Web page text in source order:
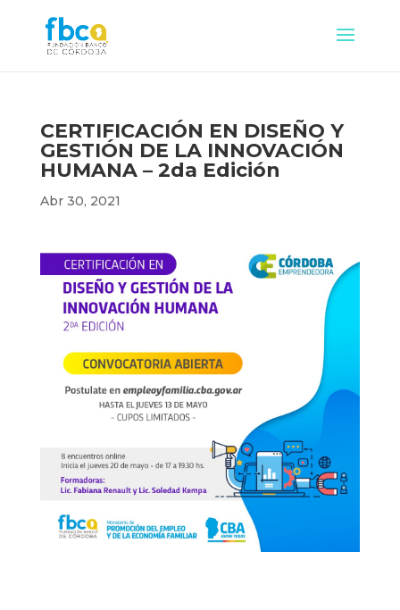
CERTIFICACIÓN EN DISEÑO Y
GESTIÓN DE LA INNOVACIÓN
HUMANA – 2da Edición
Abr 30, 2021